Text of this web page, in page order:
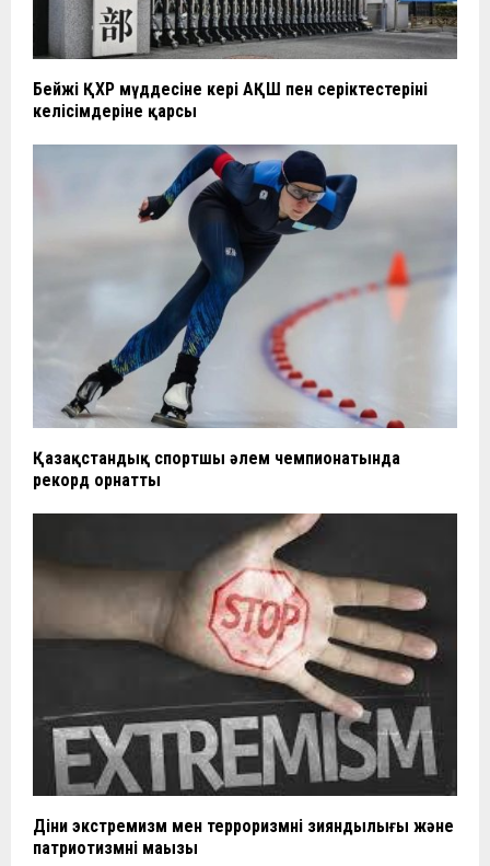
Бейжің ҚХР мүддесіне кері АҚШ пен серіктестерінің
келісімдеріне қарсы
Қазақстандық спортшы әлем чемпионатында
рекорд орнатты
Діни экстремизм мен терроризмнің зияндылығы және
патриотизмнің маңызы